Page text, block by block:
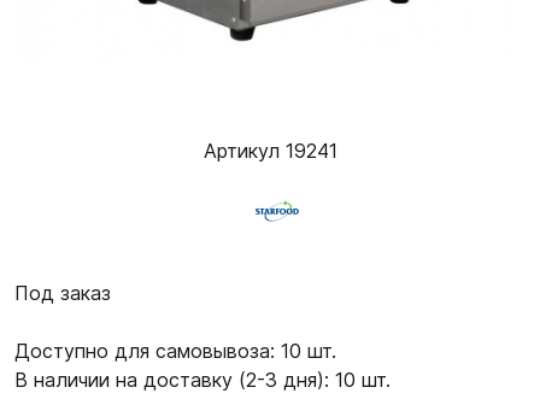
Артикул 19241
Под заказ
Доступно для самовывоза: 10 шт.
В наличии на доставку (2-3 дня): 10 шт.